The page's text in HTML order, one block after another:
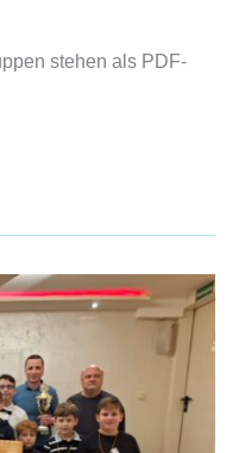
stehen als PDF-